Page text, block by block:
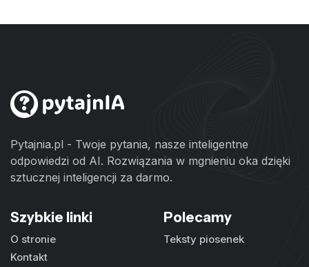
Pytajnia.pl - Twoje pytania, nasze inteligentne
odpowiedzi od AI. Rozwiązania w mgnieniu oka dzięki
sztucznej inteligencji za darmo.
Szybkie linki
O stronie
Kontakt
Polecamy
Teksty piosenek